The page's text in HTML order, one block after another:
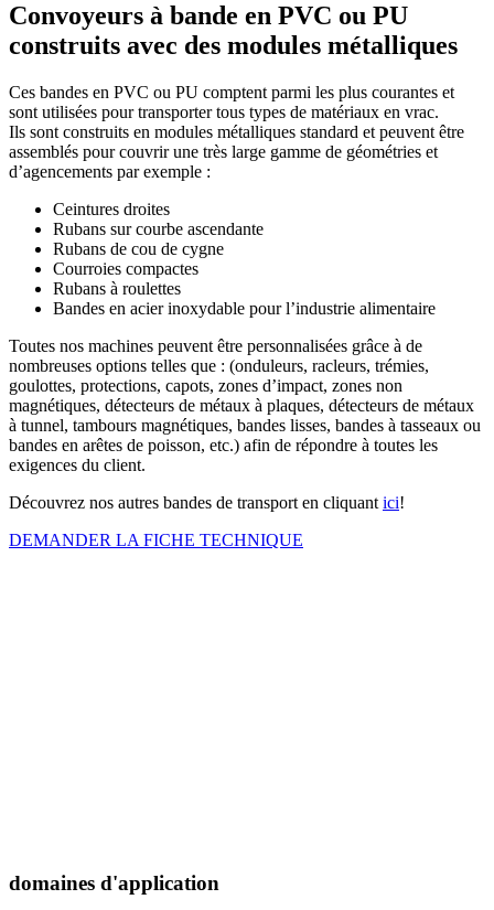
Convoyeurs à bande en PVC ou PU
construits avec des modules métalliques
Ces bandes en PVC ou PU comptent parmi les plus courantes et
sont utilisées pour transporter tous types de matériaux en vrac.
Ils sont construits en modules métalliques standard et peuvent être
assemblés pour couvrir une très large gamme de géométries et
d’agencements par exemple :
Ceintures droites
Rubans sur courbe ascendante
Rubans de cou de cygne
Courroies compactes
Rubans à roulettes
Bandes en acier inoxydable pour l’industrie alimentaire
Toutes nos machines peuvent être personnalisées grâce à de
nombreuses options telles que : (onduleurs, racleurs, trémies,
goulottes, protections, capots, zones d’impact, zones non
magnétiques, détecteurs de métaux à plaques, détecteurs de métaux
à tunnel, tambours magnétiques, bandes lisses, bandes à tasseaux ou
bandes en arêtes de poisson, etc.) afin de répondre à toutes les
exigences du client.
Découvrez nos autres bandes de transport en cliquant ici!
DEMANDER LA FICHE TECHNIQUE
domaines d'application